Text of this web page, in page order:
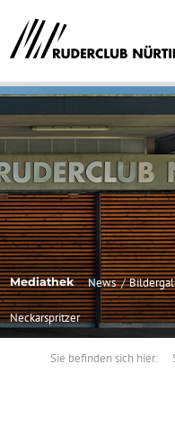
Mediathek News
Neckarspritzer
Sie befinden sich hier: